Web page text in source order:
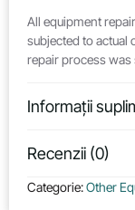
All equipment
subjected to actual
repair process was
Informații
Recenzii (0)
Categorie:Other